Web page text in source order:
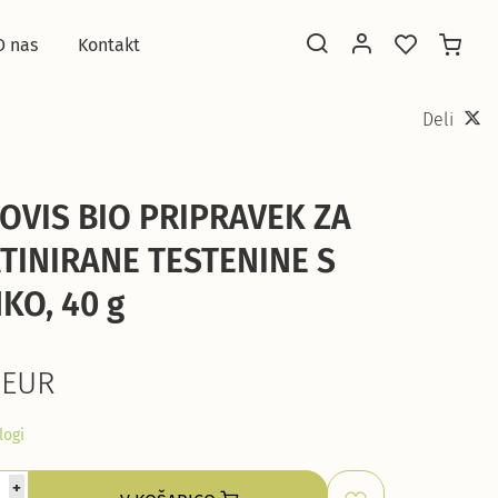
nas Kontakt
Deli
BIO PRIPRAVEK ZA
TESTENINE S
40 g
+